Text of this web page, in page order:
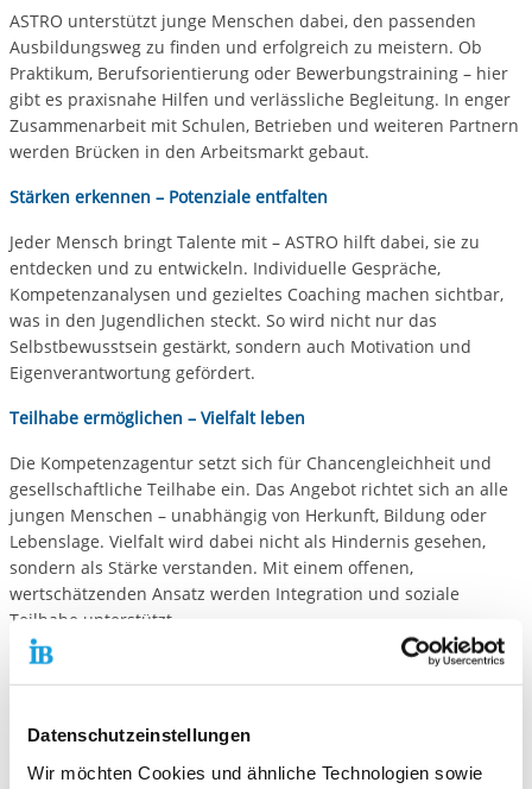
Datenschutzeinstellungen
Wir möchten Cookies und ähnliche Technologien sowie
ASTRO unterstützt junge Menschen dabei, den passenden
Ausbildungsweg zu finden und erfolgreich zu meistern. Ob
Praktikum, Berufsorientierung oder Bewerbungstraining – hier
gibt es praxisnahe Hilfen und verlässliche Begleitung. In enger
Zusammenarbeit mit Schulen, Betrieben und weiteren Partnern
werden Brücken in den Arbeitsmarkt gebaut.
Stärken erkennen – Potenziale entfalten
Jeder Mensch bringt Talente mit – ASTRO hilft dabei, sie zu
entdecken und zu entwickeln. Individuelle Gespräche,
Kompetenzanalysen und gezieltes Coaching machen sichtbar,
was in den Jugendlichen steckt. So wird nicht nur das
Selbstbewusstsein gestärkt, sondern auch Motivation und
Eigenverantwortung gefördert.
Teilhabe ermöglichen – Vielfalt leben
Die Kompetenzagentur setzt sich für Chancengleichheit und
gesellschaftliche Teilhabe ein. Das Angebot richtet sich an alle
jungen Menschen – unabhängig von Herkunft, Bildung oder
Lebenslage. Vielfalt wird dabei nicht als Hindernis gesehen,
sondern als Stärke verstanden. Mit einem offenen,
wertschätzenden Ansatz werden Integration und soziale
Teilhabe unterstützt.
Ressourcen aktivieren – gemeinsam Lösungen finden
sondern Ressourcen – in der Person, im Umfeld und im
Netzwerk. Gemeinsam werden Strategien entwickelt, um